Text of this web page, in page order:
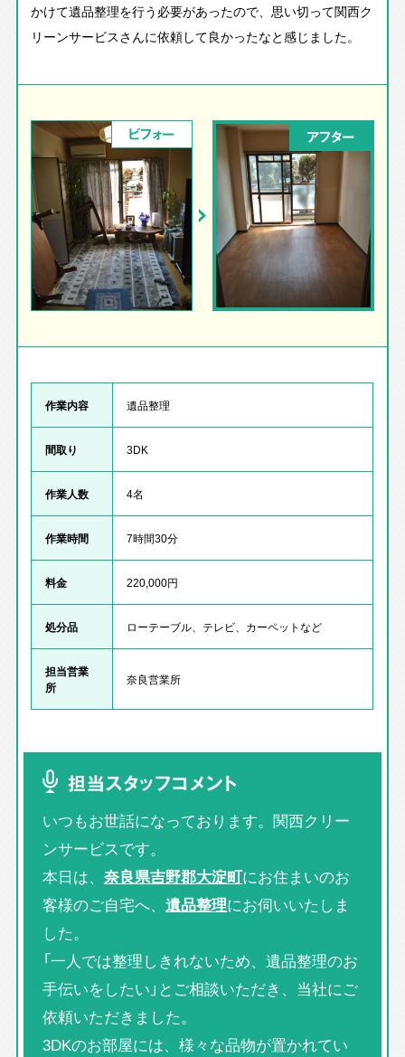
かけて遺品整理を行う必要があったので、思い切って関西ク
リーンサービスさんに依頼して良かったなと感じました。
ビフォー アフター
作業内容 遺品整理
間取り 3DK
作業人数 4名
作業時間 7時間30分
料金 220,000円
処分品 ローテーブル、テレビ、カーペットなど
担当営業
所
奈良営業所
担当スタッフコメント
いつもお世話になっております。関西クリー
ンサービスです。
本日は、 奈良県吉野郡大淀町にお住まいのお
客様のご自宅へ、 遺品整理にお伺いいたしま
した。
「一人では整理しきれないため、遺品整理のお
手伝いをしたい」とご相談いただき、当社にご
依頼いただきました。
3DKのお部屋には、様々な品物が置かれてい